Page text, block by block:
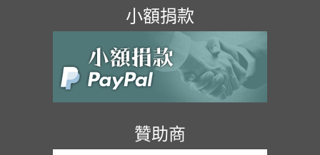
小額捐款
贊助商